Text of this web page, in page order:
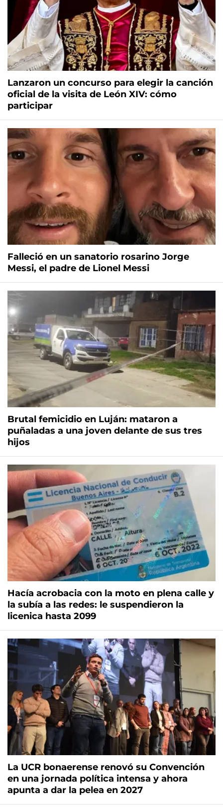
Lanzaron un concurso para elegir la canción
oficial de la visita de León XIV: cómo
participar
Falleció en un sanatorio rosarino Jorge
Messi, el padre de Lionel Messi
Brutal femicidio en Luján: mataron a
puñaladas a una joven delante de sus tres
hijos
Hacía acrobacia con la moto en plena calle y
la subía a las redes: le suspendieron la
licenica hasta 2099
La UCR bonaerense renovó su Convención
en una jornada política intensa y ahora
apunta a dar la pelea en 2027